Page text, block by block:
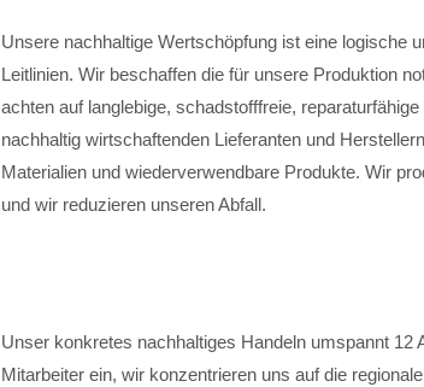
Unsere nachhaltige Wertschöpfung ist eine logische
Leitlinien. Wir beschaffen die für unsere Produktion
achten auf langlebige, schadstofffreie,
nachhaltig wirtschaftenden Lieferanten und
Materialien und wiederverwendbare Produkte. Wir
und wir reduzieren unseren Abfall.
Unser konkretes nachhaltiges Handeln umspannt 12
Mitarbeiter ein, wir konzentrieren uns auf die